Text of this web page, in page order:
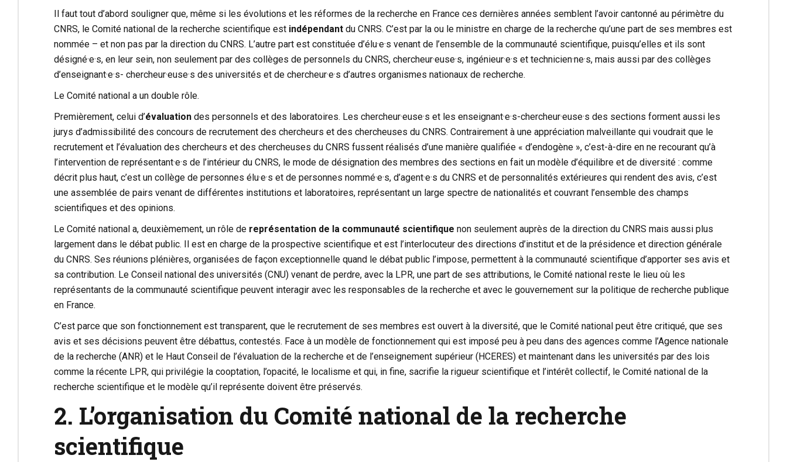
Il faut tout d’abord souligner que, même si les évolutions et les réformes de la recherche en France ces dernières années semblent l’avoir cantonné au périmètre du
CNRS, le Comité national de la recherche scientifique est indépendant du CNRS. C’est par la ou le ministre en charge de la recherche qu’une part de ses membres est
nommée – et non pas par la direction du CNRS. L’autre part est constituée d’élu·e·s venant de l’ensemble de la communauté scientifique, puisqu’elles et ils sont
désigné·e·s, en leur sein, non seulement par des collèges de personnels du CNRS, chercheur·euse·s, ingénieur·e·s et technicien·ne·s, mais aussi par des collèges
d’enseignant·e·s- chercheur·euse·s des universités et de chercheur·e·s d’autres organismes nationaux de recherche.
Le Comité national a un double rôle.
Premièrement, celui d’évaluation des personnels et des laboratoires. Les chercheur·euse·s et les enseignant·e·s-chercheur·euse·s des sections forment aussi les
jurys d’admissibilité des concours de recrutement des chercheurs et des chercheuses du CNRS. Contrairement à une appréciation malveillante qui voudrait que le
recrutement et l’évaluation des chercheurs et des chercheuses du CNRS fussent réalisés d’une manière qualifiée « d’endogène », c’est-à-dire en ne recourant qu’à
l’intervention de représentant·e·s de l’intérieur du CNRS, le mode de désignation des membres des sections en fait un modèle d’équilibre et de diversité : comme
décrit plus haut, c’est un collège de personnes élu·e·s et de personnes nommé·e·s, d’agent·e·s du CNRS et de personnalités extérieures qui rendent des avis, c’est
une assemblée de pairs venant de différentes institutions et laboratoires, représentant un large spectre de nationalités et couvrant l’ensemble des champs
scientifiques et des opinions.
Le Comité national a, deuxièmement, un rôle de représentation de la communauté scientifique non seulement auprès de la direction du CNRS mais aussi plus
largement dans le débat public. Il est en charge de la prospective scientifique et est l’interlocuteur des directions d’institut et de la présidence et direction générale
du CNRS. Ses réunions plénières, organisées de façon exceptionnelle quand le débat public l’impose, permettent à la communauté scientifique d’apporter ses avis et
sa contribution. Le Conseil national des universités (CNU) venant de perdre, avec la LPR, une part de ses attributions, le Comité national reste le lieu où les
représentants de la communauté scientifique peuvent interagir avec les responsables de la recherche et avec le gouvernement sur la politique de recherche publique
en France.
C’est parce que son fonctionnement est transparent, que le recrutement de ses membres est ouvert à la diversité, que le Comité national peut être critiqué, que ses
avis et ses décisions peuvent être débattus, contestés. Face à un modèle de fonctionnement qui est imposé peu à peu dans des agences comme l’Agence nationale
de la recherche (ANR) et le Haut Conseil de l’évaluation de la recherche et de l’enseignement supérieur (HCERES) et maintenant dans les universités par des lois
comme la récente LPR, qui privilégie la cooptation, l’opacité, le localisme et qui, in fine, sacrifie la rigueur scientifique et l’intérêt collectif, le Comité national de la
recherche scientifique et le modèle qu’il représente doivent être préservés.
2. L’organisation du Comité national de la recherche
scientifique